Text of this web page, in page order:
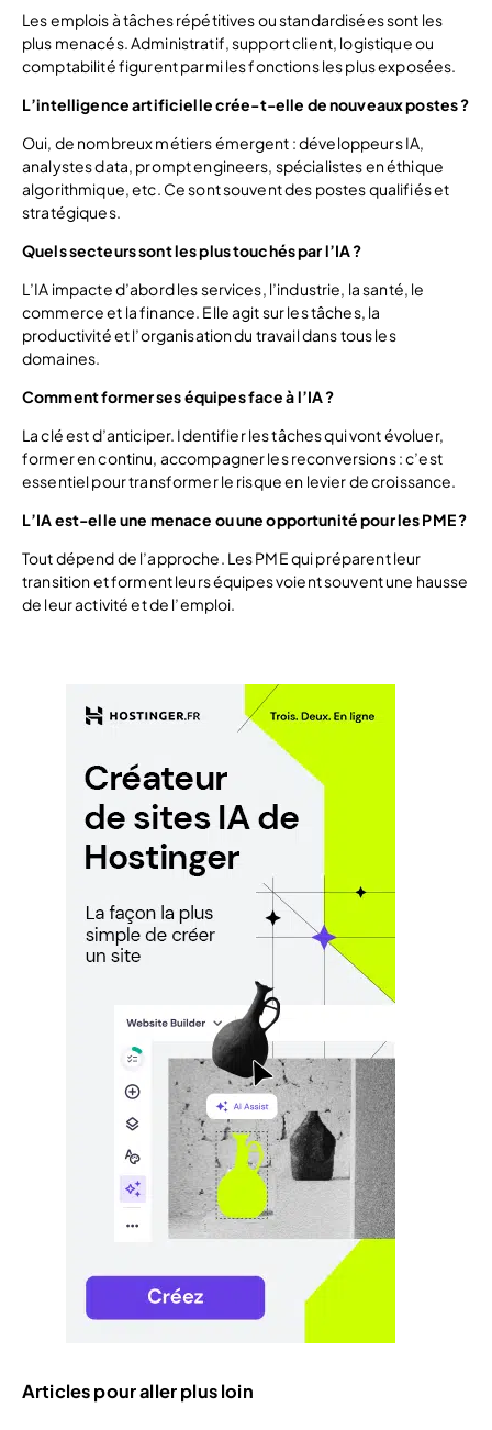
Les emplois à tâches répétitives ou standardisées sont les
plus menacés. Administratif, support client, logistique ou
comptabilité figurent parmi les fonctions les plus exposées.
L’intelligence artificielle crée-t-elle de nouveaux postes ?
Oui, de nombreux métiers émergent : développeurs IA,
analystes data, prompt engineers, spécialistes en éthique
algorithmique, etc. Ce sont souvent des postes qualifiés et
stratégiques.
Quels secteurs sont les plus touchés par l’IA ?
L’IA impacte d’abord les services, l’industrie, la santé, le
commerce et la finance. Elle agit sur les tâches, la
productivité et l’organisation du travail dans tous les
domaines.
Comment former ses équipes face à l’IA ?
La clé est d’anticiper. Identifier les tâches qui vont évoluer,
former en continu, accompagner les reconversions : c’est
essentiel pour transformer le risque en levier de croissance.
L’IA est-elle une menace ou une opportunité pour les PME ?
Tout dépend de l’approche. Les PME qui préparent leur
transition et forment leurs équipes voient souvent une hausse
de leur activité et de l’emploi.
Articles pour aller plus loin